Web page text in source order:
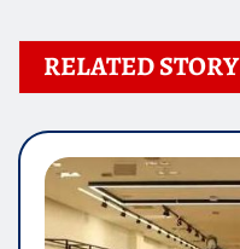
RELATED STORY